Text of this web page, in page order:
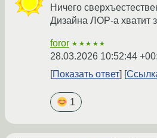
Ничего
Дизайна ЛОР-а хватит
foror ★★★★★
28.03.2026 10:52:44
Показать ответ
1